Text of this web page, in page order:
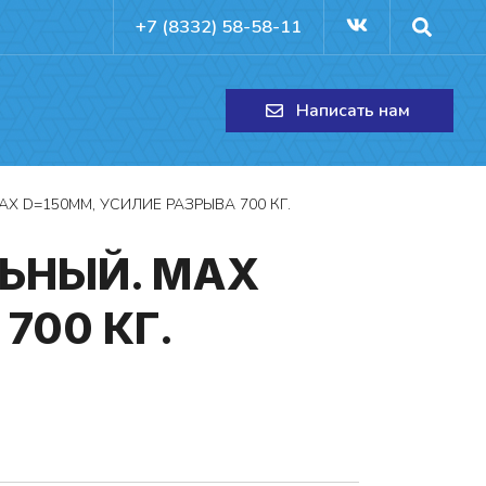
+7 (8332) 58-58-11
Написать нам
УСИЛИЕ РАЗРЫВА 700 КГ.
MAX
КГ.